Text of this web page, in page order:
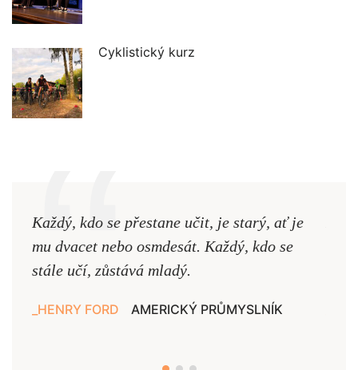
Cyklistický kurz
Každý, kdo se přestane učit, je starý, ať je
mu dvacet nebo osmdesát. Každý, kdo se
stále učí, zůstává mladý.
HENRY FORD AMERICKÝ PRŮMYSLNÍK